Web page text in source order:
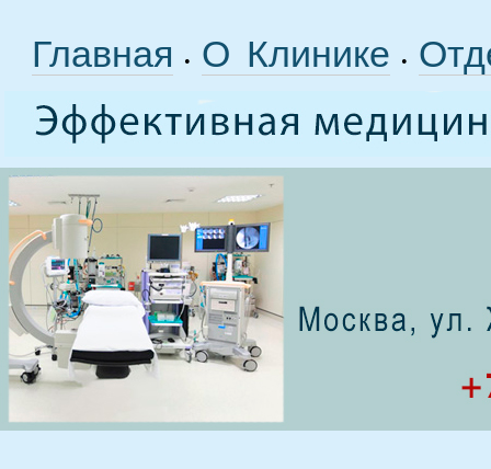
Главная • О Клинике •